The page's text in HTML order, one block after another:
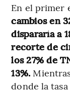
En el primer
cambios en
dispararía a
recorte de
los 27% de
13%.
donde la